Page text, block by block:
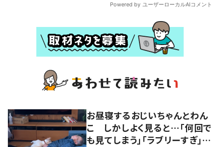
お昼寝するおじいちゃんとわん
こ しかしよく見ると…「何回で
も見てしまう」「ラブリーすぎ」の